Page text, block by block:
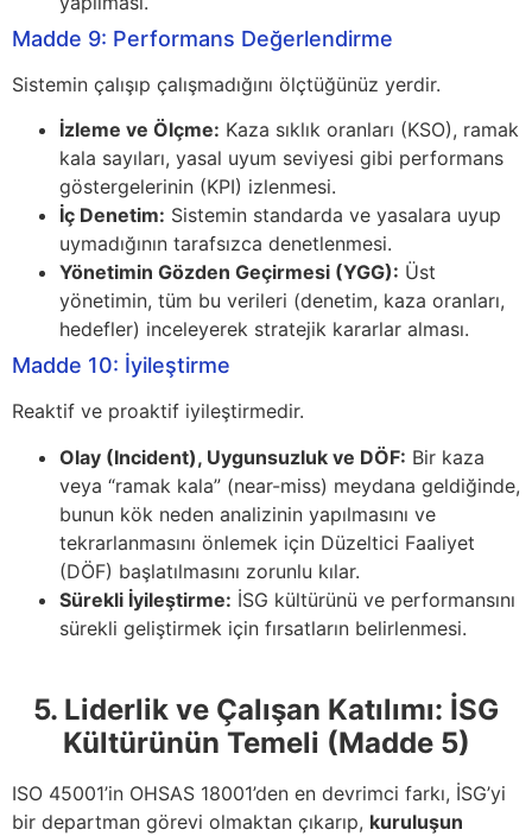
Madde 9: Performans Değerlendirme
Sistemin çalışıp çalışmadığını ölçtüğünüz yerdir.
İzleme ve Ölçme: Kaza sıklık oranları (KSO), ramak
kala sayıları, yasal uyum seviyesi gibi performans
göstergelerinin (KPI) izlenmesi.
İç Denetim: Sistemin standarda ve yasalara uyup
uymadığının tarafsızca denetlenmesi.
Yönetimin Gözden Geçirmesi (YGG): Üst
yönetimin, tüm bu verileri (denetim, kaza oranları,
hedefler) inceleyerek stratejik kararlar alması.
Madde 10: İyileştirme
Reaktif ve proaktif iyileştirmedir.
Olay (Incident), Uygunsuzluk ve DÖF: Bir kaza
veya “ramak kala” (near-miss) meydana geldiğinde,
bunun kök neden analizinin yapılmasını ve
tekrarlanmasını önlemek için Düzeltici Faaliyet
(DÖF) başlatılmasını zorunlu kılar.
Sürekli İyileştirme: İSG kültürünü ve performansını
sürekli geliştirmek için fırsatların belirlenmesi.
5. Liderlik ve Çalışan Katılımı: İSG
Kültürünün Temeli (Madde 5)
ISO 45001’in OHSAS 18001’den en devrimci farkı, İSG’yi
bir departman görevi olmaktan çıkarıp, kuruluşun